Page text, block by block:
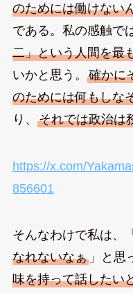
のためには働けない
である。私の感触で
二」という人間を最
いかと思う。 確かに
のためには何もしな
り、 それでは政治は
https://x.com/
856601
そんなわけで私は、「
なれないなぁ」と思
味を持って話したい